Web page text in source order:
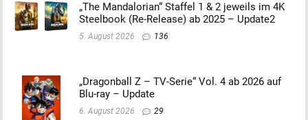
„The Mandalorian“ Staffel 1 & 2 jeweils im 4K
Steelbook (Re-Release) ab 2025 – Update2
5. August 2026 136
„Dragonball Z – TV-Serie“ Vol. 4 ab 2026 auf
Blu-ray – Update
6. August 2026 29